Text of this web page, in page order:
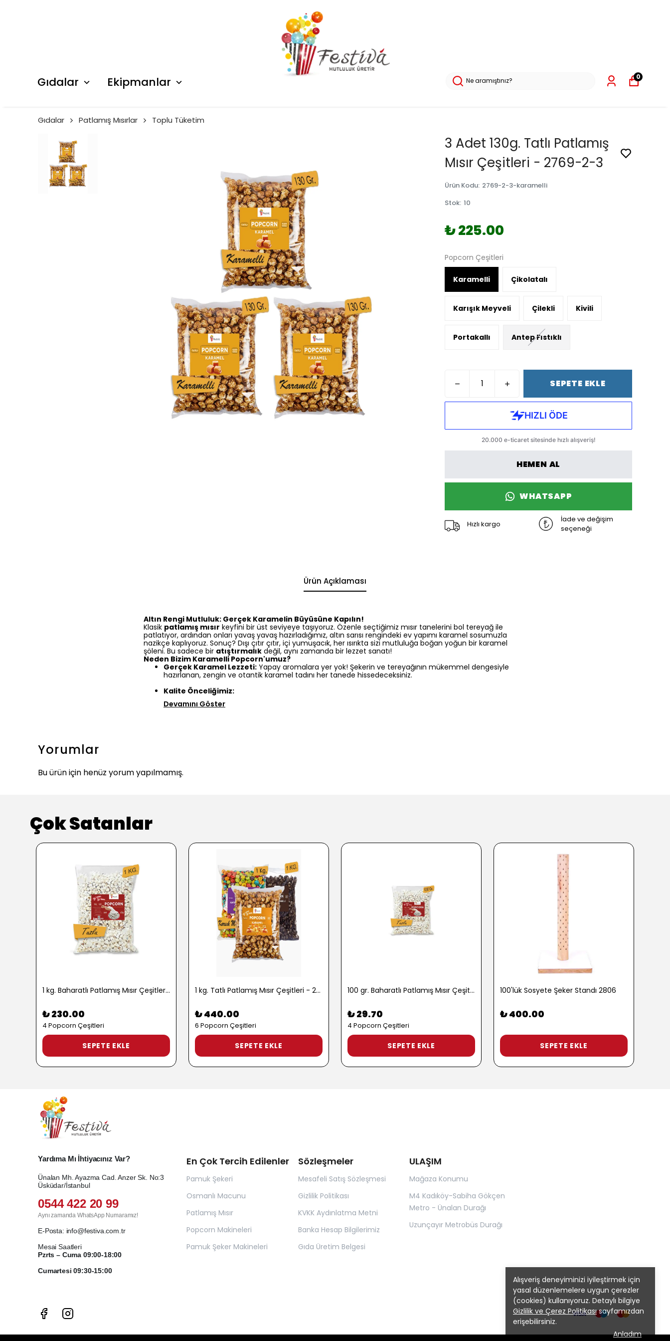
Gıdalar Ekipmanlar 0
Alışveriş deneyiminizi iyileştirmek için
yasal düzenlemelere uygun çerezler
(cookies) kullanıyoruz. Detaylı bilgiye
Gizlilik ve Çerez Politikasısayfamızdan
erişebilirsiniz.
Anladım
Gıdalar Patlamış Mısırlar Toplu Tüketim
3 Adet 130g. Tatlı Patlamış
Mısır Çeşitleri - 2769-2-3
Ürün Kodu: 2769-2-3-karamelli
Stok: 10
₺ 225.00
Popcorn Çeşitleri
Karamelli Çikolatalı
Karışık Meyveli Çilekli Kivili
Portakallı Antep Fıstıklı
SEPETE EKLE
HEMEN AL
WHATSAPP
Hızlı kargo
İade ve değişim
seçeneği
Ürün Açıklaması
Altın Rengi Mutluluk: Gerçek Karamelin Büyüsüne Kapılın!
Klasik patlamış mısır keyfini bir üst seviyeye taşıyoruz. Özenle seçtiğimiz mısır tanelerini bol tereyağ ile
patlatıyor, ardından onları yavaş yavaş hazırladığımız, altın sarısı rengindeki ev yapımı karamel sosumuzla
nazikçe kaplıyoruz. Sonuç? Dışı çıtır çıtır, içi yumuşacık, her ısırıkta sizi mutluluğa boğan yoğun bir karamel
şöleni. Bu sadece bir atıştırmalık değil, aynı zamanda bir lezzet sanatı!
Neden Bizim Karamelli Popcorn'umuz?
Gerçek Karamel Lezzeti: Yapay aromalara yer yok! Şekerin ve tereyağının mükemmel dengesiyle
hazırlanan, zengin ve otantik karamel tadını her tanede hissedeceksiniz.
Kalite Önceliğimiz:
Devamını Göster
Yorumlar
Bu ürün için henüz yorum yapılmamış.
Çok Satanlar
1 kg. Baharatlı Patlamış Mısır Çeşitleri - 2724
₺ 230.00
4 Popcorn Çeşitleri
SEPETE EKLE
1 kg. Tatlı Patlamış Mısır Çeşitleri - 2722
₺ 440.00
6 Popcorn Çeşitleri
SEPETE EKLE
100 gr. Baharatlı Patlamış Mısır Çeşitleri - 2762-3
₺ 29.70
4 Popcorn Çeşitleri
SEPETE EKLE
100'lük Sosyete Şeker Standı 2806
₺ 400.00
SEPETE EKLE
En Çok Tercih Edilenler
Pamuk Şekeri
Osmanlı Macunu
Patlamış Mısır
Popcorn Makineleri
Pamuk Şeker Makineleri
Sözleşmeler
Mesafeli Satış Sözleşmesi
Gizlilik Politikası
KVKK Aydınlatma Metni
Banka Hesap Bilgilerimiz
Gıda Üretim Belgesi
ULAŞIM
Mağaza Konumu
M4 Kadıköy-Sabiha Gökçen
Metro - Ünalan Durağı
Uzunçayır Metrobüs Durağı
Yardıma Mı İhtiyacınız Var?
Ünalan Mh. Ayazma Cad. Anzer Sk. No:3
Üsküdar/İstanbul
0544 422 20 99
Aynı zamanda WhatsApp Numaramız!
E-Posta: info@festiva.com.tr
Mesai Saatleri
Pzrts – Cuma 09:00-18:00
Cumartesi 09:30-15:00